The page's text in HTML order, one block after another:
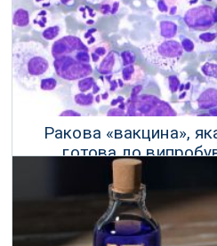
09 Грудня
Ракова «вакцина»,
готова до
03 Лютого